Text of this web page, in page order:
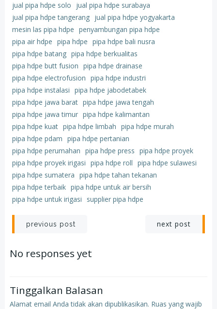
jual pipa hdpe solo
jual pipa hdpe surabaya
jual pipa hdpe tangerang jual pipa hdpe yogyakarta
mesin las pipa hdpe penyambungan pipa hdpe
pipa air hdpe pipa hdpe pipa hdpe bali nusra
pipa hdpe batang pipa hdpe berkualitas
pipa hdpe butt fusion pipa hdpe drainase
pipa hdpe electrofusion pipa hdpe industri
pipa hdpe instalasi pipa hdpe jabodetabek
pipa hdpe jawa barat pipa hdpe jawa tengah
pipa hdpe jawa timur pipa hdpe kalimantan
pipa hdpe kuat pipa hdpe limbah pipa hdpe murah
pipa hdpe pdam pipa hdpe pertanian
pipa hdpe perumahan pipa hdpe press pipa hdpe proyek
pipa hdpe proyek irigasi pipa hdpe roll pipa hdpe sulawesi
pipa hdpe sumatera pipa hdpe tahan tekanan
pipa hdpe terbaik pipa hdpe untuk air bersih
pipa hdpe untuk irigasi
supplier pipa hdpe
Post
navigation
previous post next post
No responses yet
Tinggalkan Balasan
Alamat email Anda tidak akan dipublikasikan. Ruas yang wajib